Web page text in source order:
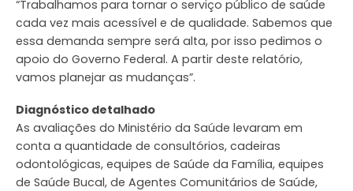
“Trabalhamos para tornar o serviço público de saúde
cada vez mais acessível e de qualidade. Sabemos que
essa demanda sempre será alta, por isso pedimos o
apoio do Governo Federal. A partir deste relatório,
vamos planejar as mudanças”.
Diagnóstico detalhado
As avaliações do Ministério da Saúde levaram em
conta a quantidade de consultórios, cadeiras
odontológicas, equipes de Saúde da Família, equipes
de Saúde Bucal, de Agentes Comunitários de Saúde,